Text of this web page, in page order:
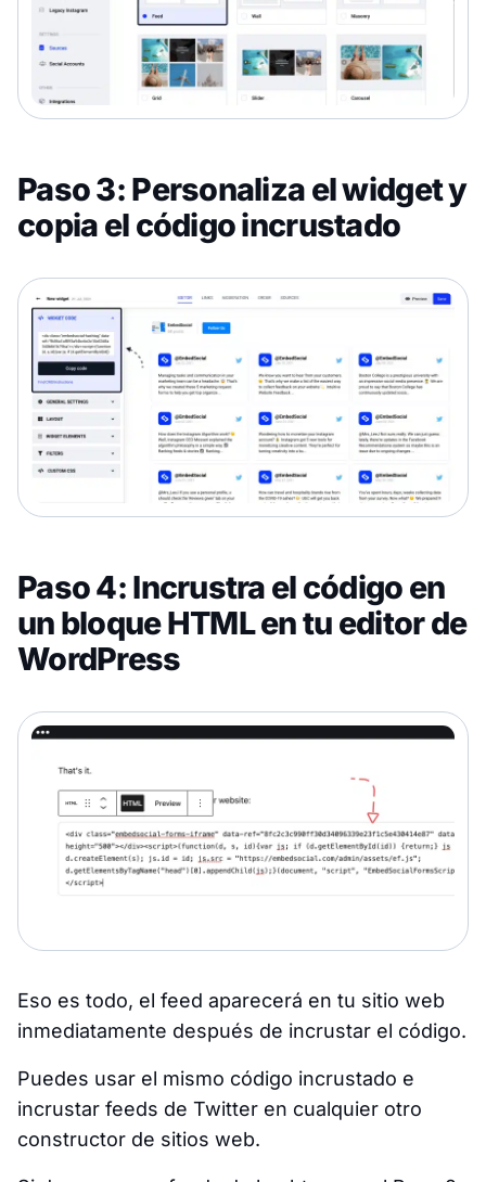
Paso 3: Personaliza el widget y
copia el código incrustado
Paso 4: Incrustra el código en
un bloque HTML en tu editor de
WordPress
Eso es todo, el feed aparecerá en tu sitio web
inmediatamente después de incrustar el código.
Puedes usar el mismo código incrustado e
incrustar feeds de Twitter en cualquier otro
constructor de sitios web.